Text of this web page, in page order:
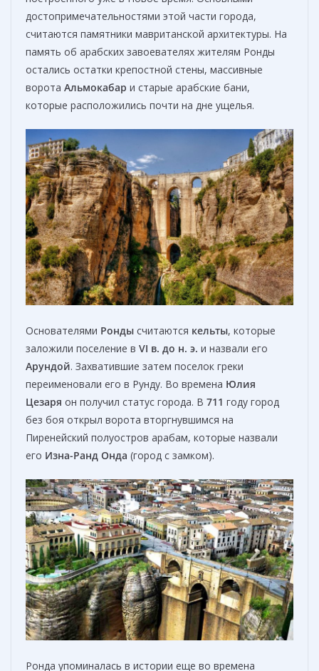
достопримечательностями этой части города,
считаются памятники мавританской архитектуры. На
память об арабских завоевателях жителям Ронды
остались остатки крепостной стены, массивные
ворота Альмокабар и старые арабские бани,
которые расположились почти на дне ущелья.
Основателями Ронды считаются кельты, которые
заложили поселение в VI в. до н. э. и назвали его
Арундой. Захватившие затем поселок греки
переименовали его в Рунду. Во времена Юлия
Цезаря он получил статус города. В 711 году город
без боя открыл ворота вторгнувшимся на
Пиренейский полуостров арабам, которые назвали
его Изна-Ранд Онда (город с замком).
Ронда упоминалась в истории еще во времена